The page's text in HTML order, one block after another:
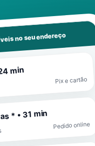
no seu endereço
min
Pix e cartão
* • 31 min
Pedido online